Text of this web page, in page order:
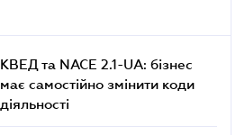
КВЕД та NACE 2.1-UA: бізнес
має самостійно змінити коди
діяльності